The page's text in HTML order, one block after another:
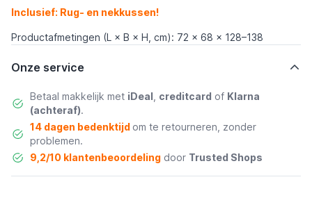
Inclusief: Rug- en nekkussen!
Productafmetingen (L × B × H, cm): 72 x 68 x 128–138
Onze service
Betaal makkelijk met iDeal creditcard of Klarna
(achteraf).
14 dagen bedenktijd om te retourneren, zonder
problemen.
9,2/10 klantenbeoordelingdoor Trusted Shops